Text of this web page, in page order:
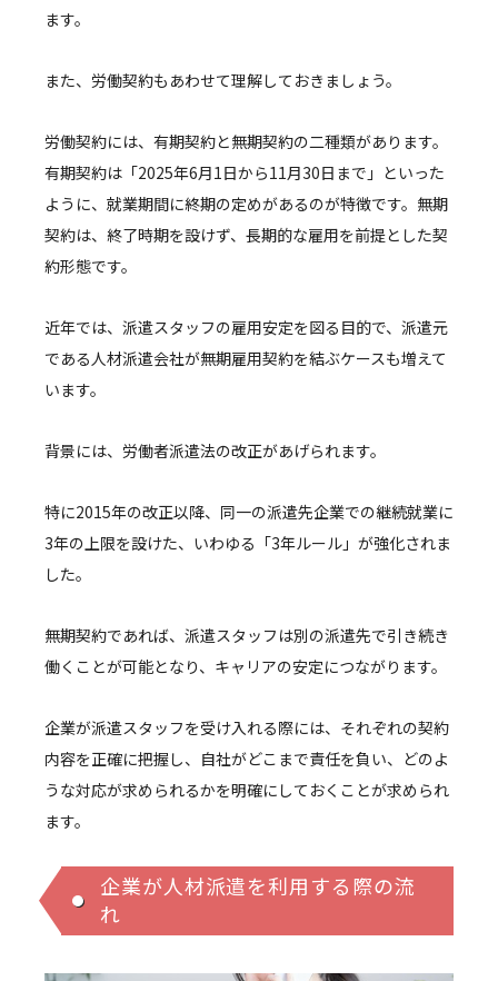
ます。
また、労働契約もあわせて理解しておきましょう。
労働契約には、有期契約と無期契約の二種類があります。
有期契約は「2025年6月1日から11月30日まで」といった
ように、就業期間に終期の定めがあるのが特徴です。無期
契約は、終了時期を設けず、長期的な雇用を前提とした契
約形態です。
近年では、派遣スタッフの雇用安定を図る目的で、派遣元
である人材派遣会社が無期雇用契約を結ぶケースも増えて
います。
背景には、労働者派遣法の改正があげられます。
特に2015年の改正以降、同一の派遣先企業での継続就業に
3年の上限を設けた、いわゆる「3年ルール」が強化されま
した。
無期契約であれば、派遣スタッフは別の派遣先で引き続き
働くことが可能となり、キャリアの安定につながります。
企業が派遣スタッフを受け入れる際には、それぞれの契約
内容を正確に把握し、自社がどこまで責任を負い、どのよ
うな対応が求められるかを明確にしておくことが求められ
ます。
企業が人材派遣を利用する際の流
れ